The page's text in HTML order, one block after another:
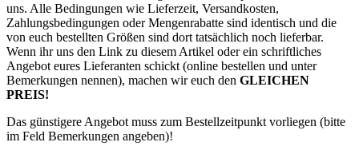
uns. Alle Bedingungen wie Lieferzeit, Versandkosten,
Zahlungsbedingungen oder Mengenrabatte sind identisch und die
von euch bestellten Größen sind dort tatsächlich noch lieferbar.
Wenn ihr uns den Link zu diesem Artikel oder ein schriftliches
Angebot eures Lieferanten schickt (online bestellen und unter
Bemerkungen nennen), machen wir euch den GLEICHEN
PREIS!
Das günstigere Angebot muss zum Bestellzeitpunkt vorliegen (bitte
im Feld Bemerkungen angeben)!